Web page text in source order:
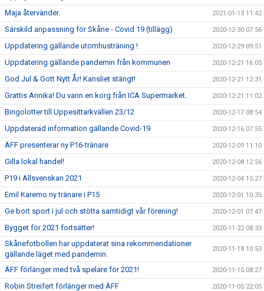
Maja återvänder. 2021-01-13 11:42
Särskild anpassning för Skåne - Covid 19 (tillägg) 2020-12-30 07:56
Uppdatering gällande utomhusträning ! 2020-12-29 09:51
Uppdatering gällande pandemin från kommunen 2020-12-21 16:05
God Jul & Gott Nytt År! Kansliet stängt! 2020-12-21 12:31
Grattis Annika! Du vann en korg från ICA Supermarket. 2020-12-21 11:02
Bingolotter till Uppesittarkvällen 23/12 2020-12-17 08:54
Uppdaterad information gällande Covid-19 2020-12-16 07:55
ÄFF presenterar ny P16-tränare 2020-12-09 11:10
Gilla lokal handel! 2020-12-08 12:56
P19 i Allsvenskan 2021 2020-12-04 15:27
Emil Karemo ny tränare i P15 2020-12-01 10:35
Ge bort sport i jul och stötta samtidigt vår förening! 2020-12-01 07:47
Bygget för 2021 fortsätter! 2020-11-22 08:33
Skånefotbollen har uppdaterat sina rekommendationer
gällande läget med pandemin.
2020-11-18 10:53
ÄFF förlänger med två spelare för 2021! 2020-11-15 08:27
Robin Streifert förlänger med ÄFF 2020-11-05 22:05